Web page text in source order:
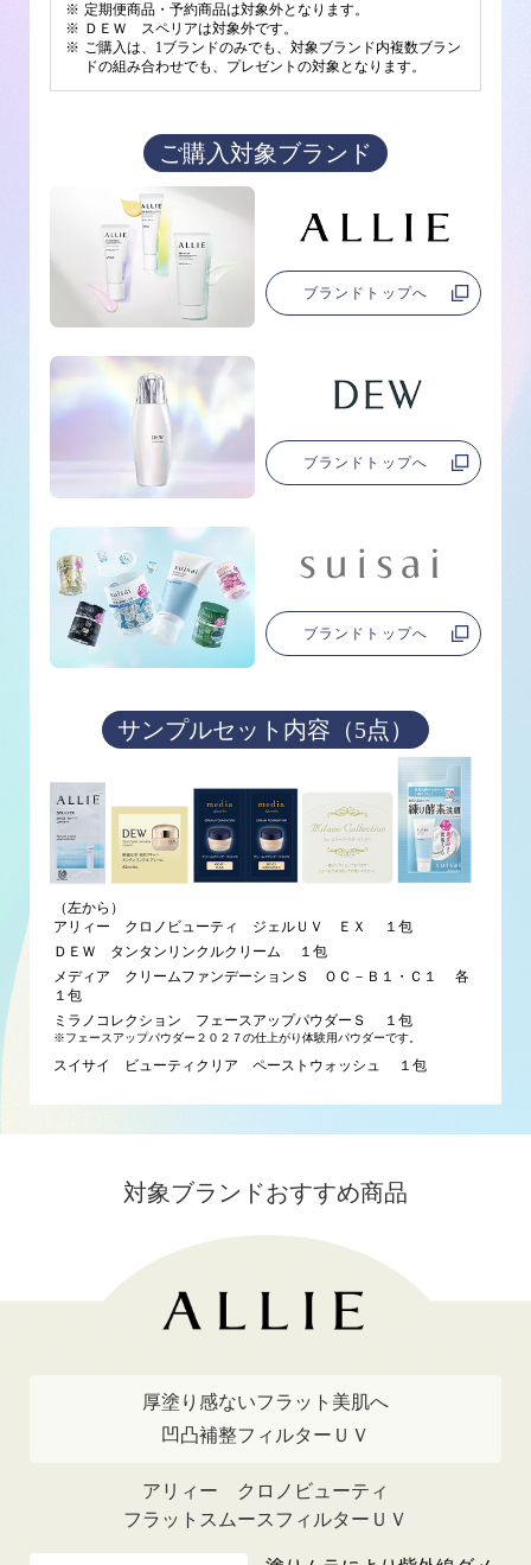
※ 定期便商品・予約商品は対象外となります。
※ ＤＥＷ スペリアは対象外です。
※ ご購入は、1ブランドのみでも、対象ブランド内複数ブラン
ドの組み合わせでも、プレゼントの対象となります。
ご購入対象ブランド
ブランドトップへ
ブランドトップへ
ブランドトップへ
サンプルセット内容（5点）
（左から）
アリィー クロノビューティ ジェルＵＶ ＥＸ １包
ＤＥＷ タンタンリンクルクリーム １包
メディア クリームファンデーションＳ ＯＣ－Ｂ１・Ｃ１ 各
１包
ミラノコレクション フェースアップパウダーＳ １包
※フェースアップパウダー２０２７の仕上がり体験用パウダーです。
スイサイ ビューティクリア ペーストウォッシュ １包
対象ブランドおすすめ商品
厚塗り感ないフラット美肌へ
凹凸補整フィルターＵＶ
アリィー クロノビューティ
フラットスムースフィルターＵＶ